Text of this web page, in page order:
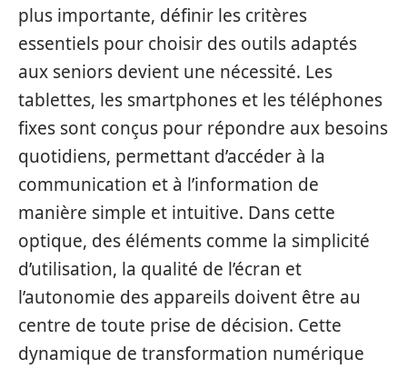
plus importante, définir les critères
essentiels pour choisir des outils adaptés
aux seniors devient une nécessité. Les
tablettes, les smartphones et les téléphones
fixes sont conçus pour répondre aux besoins
quotidiens, permettant d’accéder à la
communication et à l’information de
manière simple et intuitive. Dans cette
optique, des éléments comme la simplicité
d’utilisation, la qualité de l’écran et
l’autonomie des appareils doivent être au
centre de toute prise de décision. Cette
dynamique de transformation numérique